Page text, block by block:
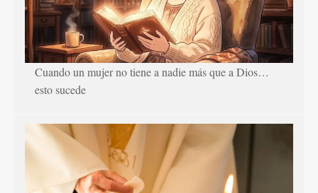
Cuando un mujer no tiene a nadie más que a Dios…
esto sucede